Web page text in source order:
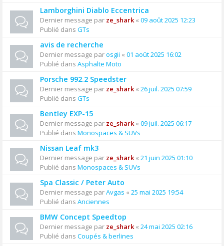
Lamborghini Diablo Eccentrica
Dernier message par ze_shark« 09 août 2025 12:23
Publié dans GTs
avis de recherche
Dernier message parosgii « 01 août 2025 16:02
Publié dans Asphalte Moto
Porsche 992.2 Speedster
Dernier message par ze_shark« 26 juil. 2025 07:59
Publié dans GTs
Bentley EXP-15
Dernier message par ze_shark« 09 juil. 2025 06:17
Publié dans Monospaces & SUVs
Nissan Leaf mk3
Dernier message par ze_shark« 21 juin 2025 01:10
Publié dans Monospaces & SUVs
Spa Classic / Peter Auto
Dernier message parAvgas « 25 mai 2025 19:54
Publié dans Anciennes
BMW Concept Speedtop
Dernier message par ze_shark« 24 mai 2025 02:16
Publié dans Coupés & berlines